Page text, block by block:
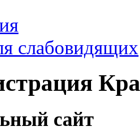
слабовидящих
сайт